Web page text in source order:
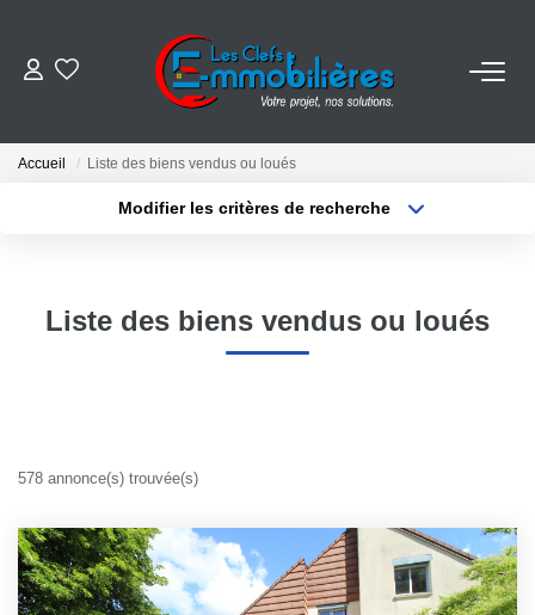
EMPLOI
Nos Actualités
Accueil Liste des biens vendus ou loués
Modifier les critères de recherche
Liste des biens vendus ou loués
578 annonce(s) trouvée(s)